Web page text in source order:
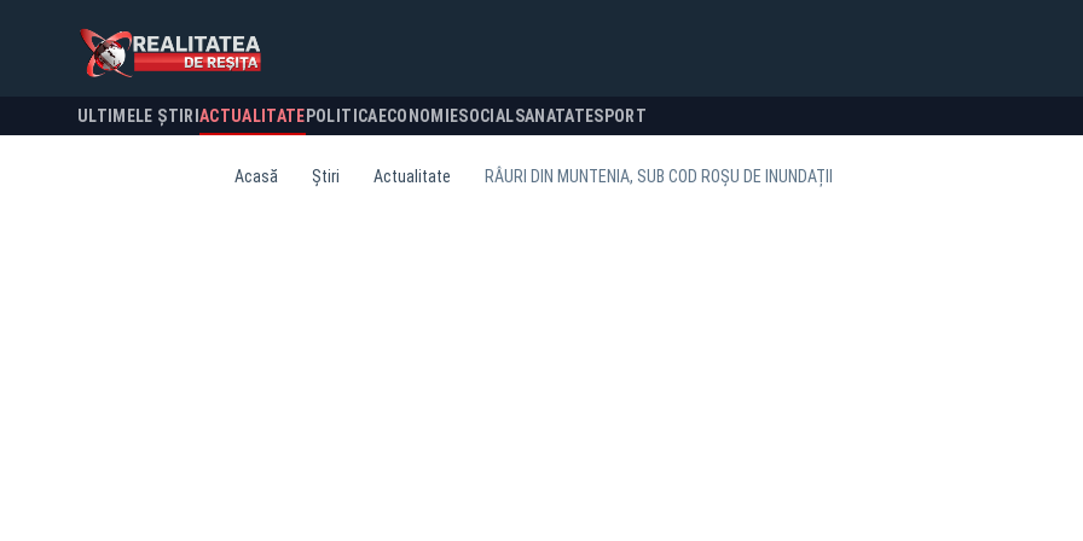
ULTIMELE ȘTIRI ACTUALITATE POLITICA ECONOMIESOCIALSANATATESPORT
Acasă Știri Actualitate RÂURI DIN MUNTENIA, SUB COD ROȘU DE INUNDAȚII